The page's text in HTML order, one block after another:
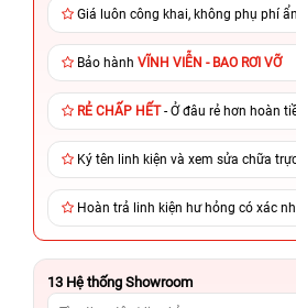
Giá luôn công khai, không phụ phí ẩn
Bảo hành VĨNH VIỄN - BAO RƠI VỠ
RẺ CHẤP HẾT- Ở đâu rẻ hơn hoàn
Ký tên linh kiện và xem sửa chữa
Hoàn trả linh kiện hư hỏng có xác
13 Hệ thống Showroom